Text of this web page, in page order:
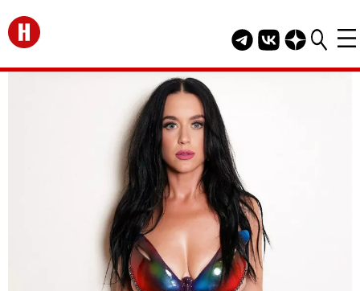
Перейти на главную
Telegram канал
Группа HELLO
Канал